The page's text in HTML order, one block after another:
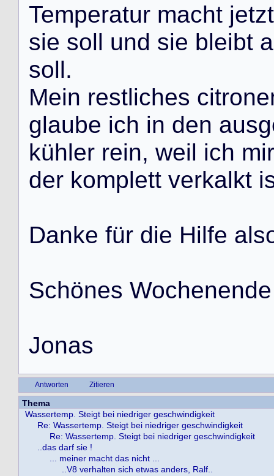
Temperatur macht jetzt
sie soll und sie bleibt a
soll.
Mein restliches citrone
glaube ich in den ausg
kühler rein, weil ich mir
der komplett verkalkt i
Danke für die Hilfe als
Schönes Wochenende
Jonas
Antworten Zitieren
Thema
Wassertemp. Steigt bei niedriger geschwindigkeit
Re: Wassertemp. Steigt bei niedriger geschwindigkeit
Re: Wassertemp. Steigt bei niedriger geschwindigkeit
..das darf sie !
... meiner macht das nicht ...
..V8 verhalten sich etwas anders, Ralf..